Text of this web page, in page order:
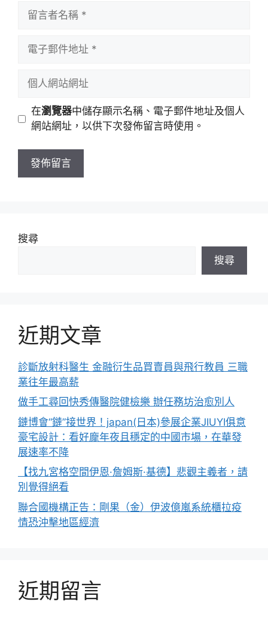
址
站
址
在瀏覽器中儲存顯示名稱、電子郵件地址及個人
網站網址，以供下次發佈留言時使用。
搜尋
搜尋
近期文章
診斷放射科醫生 金融衍生品買賣員與飛行教員 三職
業往年最高薪
做手工尋回快秀傳醫院健檢樂 辦任務坊治愈別人
鏈博會“鏈”接世界！japan(日本)參展企業JIUYI俱意
豪宅設計：看好龐年夜且穩定的中國市場，在華發
展速率不降
【找九宮格空間伊恩·詹姆斯·基德】悲觀主義者，請
別覺得絕看
聯合國機構正告：剛果（金）伊波億嵐系統櫃拉疫
情恐沖擊地區經濟
近期留言